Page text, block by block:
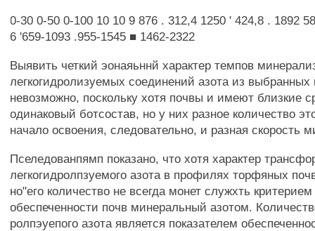
0-30 0-50 0-100 10 10 9 876 . 312,4 1250 ' 424,8 . 1892
6 '659-1093 .955-1545 ■ 1462-2322
Выявить четкий эонаяьннй характер темпов
легкогидролизуемых соединений азота из
невозможно, поскольку хотя почвы и имеют близкие
одинаковый ботсостав, но у них разное количество
начало освоения, следовательно, и разная скорость
Пселедованпямп показано, что хотя характер
легкогидролпзуемого азота в профилях торфяных
но"его количество не всегда монет служхть
обеспеченности почв минеральный азотом.
ролпэуепого азота является показателем